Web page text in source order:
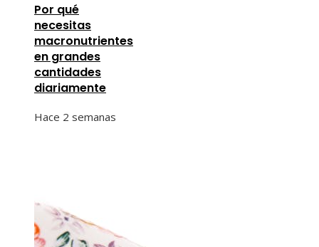
Por qué
necesitas
macronutrientes
en grandes
cantidades
diariamente
Hace 2 semanas